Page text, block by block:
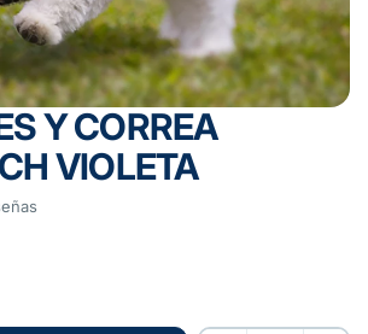
Y CORREA
VIOLETA